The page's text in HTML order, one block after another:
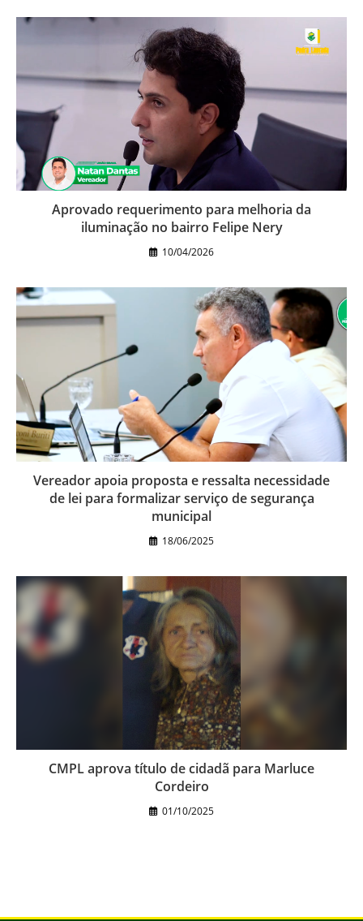
Aprovado requerimento para melhoria da
iluminação no bairro Felipe Nery
10/04/2026
Vereador apoia proposta e ressalta necessidade
de lei para formalizar serviço de segurança
municipal
18/06/2025
CMPL aprova título de cidadã para Marluce
Cordeiro
01/10/2025